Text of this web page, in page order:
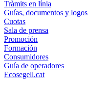
Tràmits en línia
Guías, documentos y logos
Cuotas
Sala de prensa
Promoción
Formación
Consumidores
Guía de operadores
Ecosegell.cat